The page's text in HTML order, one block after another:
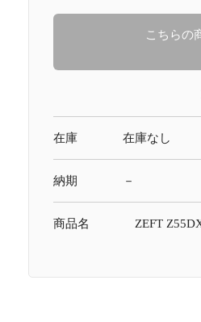
こちらの
在庫 在庫なし
納期 －
商品名 ZEFT